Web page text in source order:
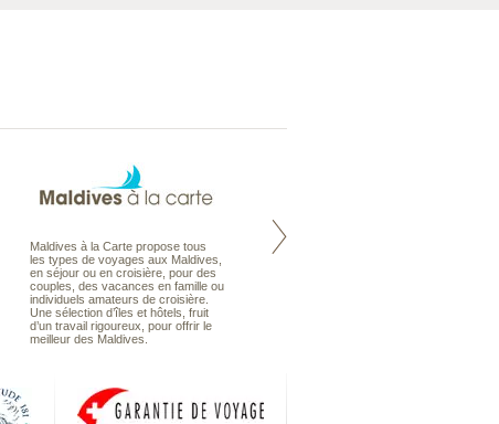
Maldives à la Carte propose tous
les types de voyages aux Maldives,
en séjour ou en croisière, pour des
couples, des vacances en famille ou
individuels amateurs de croisière.
Une sélection d’îles et hôtels, fruit
d’un travail rigoureux, pour offrir le
meilleur des Maldives.
Notre site Odyssee est un portail